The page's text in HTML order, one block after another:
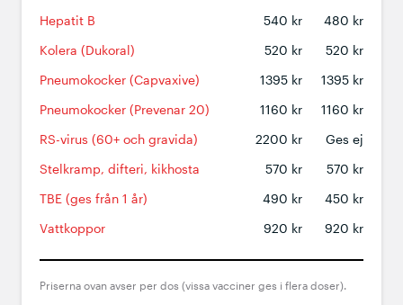
Hepatit B
540 kr
480 kr
Kolera (Dukoral)
520 kr
520 kr
Pneumokocker (Capvaxive)
1395 kr
1395 kr
Pneumokocker (Prevenar 20)
1160 kr
1160 kr
RS-virus (60+ och gravida)
2200 kr
Ges ej
Stelkramp, difteri, kikhosta
570 kr
570 kr
TBE (ges från 1 år)
490 kr
450 kr
Vattkoppor
920 kr 920 kr
Priserna ovan avser per dos (vissa vacciner ges i flera doser).